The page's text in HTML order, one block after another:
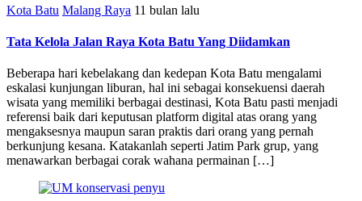
Kota Batu Malang Raya 11 bulan lalu
Tata Kelola Jalan Raya Kota Batu Yang Diidamkan
Beberapa hari kebelakang dan kedepan Kota Batu mengalami
eskalasi kunjungan liburan, hal ini sebagai konsekuensi daerah
wisata yang memiliki berbagai destinasi, Kota Batu pasti menjadi
referensi baik dari keputusan platform digital atas orang yang
mengaksesnya maupun saran praktis dari orang yang pernah
berkunjung kesana. Katakanlah seperti Jatim Park grup, yang
menawarkan berbagai corak wahana permainan […]